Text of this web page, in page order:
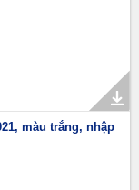
màu trắng, nhập